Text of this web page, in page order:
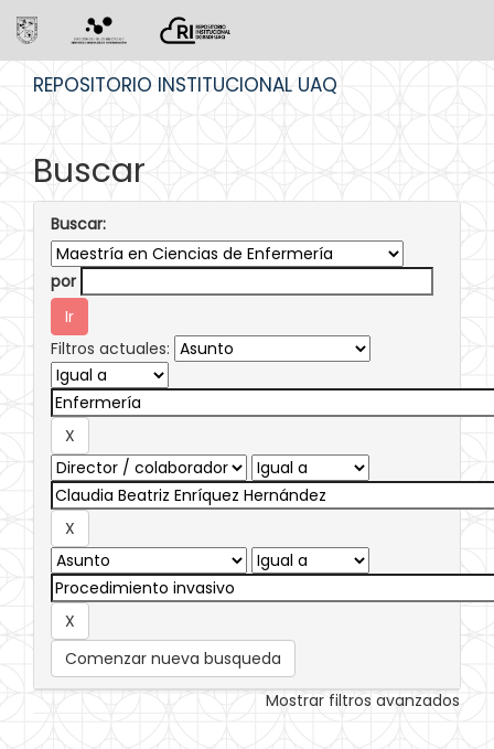
REPOSITORIO INSTITUCIONAL UAQ
Buscar
Buscar:
por
Filtros actuales:
Comenzar nueva busqueda
Mostrar filtros avanzados